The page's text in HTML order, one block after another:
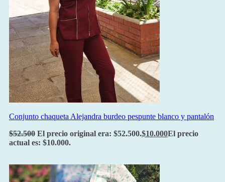
Conjunto chaqueta Alejandra burdeo pespunte blanco y pantalón
$52.500 El precio original era: $52.500.$10.000El precio
actual es: $10.000.